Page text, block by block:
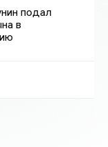
подал
в